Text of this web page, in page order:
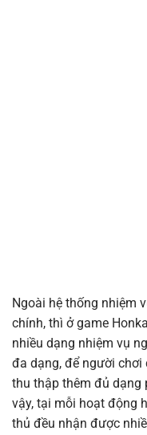
Ngoài hệ thống nhiệm
chính, thì ở game
nhiều dạng nhiệm vụ
đa dạng, để người chơi
thu thập thêm đủ dạng
vậy, tại mỗi hoạt động
thủ đều nhận được